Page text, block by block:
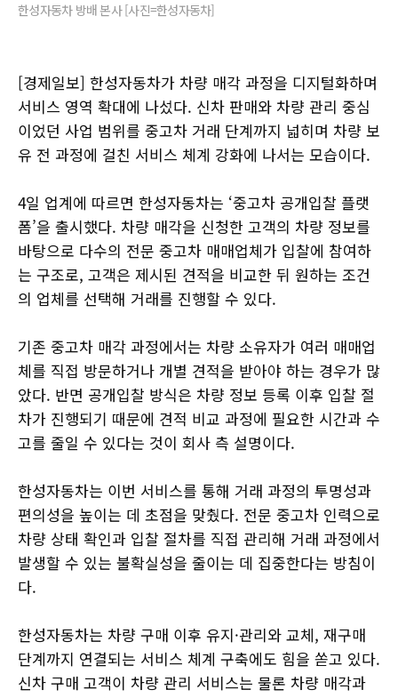
한성자동차 방배 본사 [사진=한성자동차]
[경제일보] 한성자동차가 차량 매각 과정을 디지털화하며
서비스 영역 확대에 나섰다. 신차 판매와 차량 관리 중심
이었던 사업 범위를 중고차 거래 단계까지 넓히며 차량 보
유 전 과정에 걸친 서비스 체계 강화에 나서는 모습이다.
4일 업계에 따르면 한성자동차는 ‘중고차 공개입찰 플랫
폼’을 출시했다. 차량 매각을 신청한 고객의 차량 정보를
바탕으로 다수의 전문 중고차 매매업체가 입찰에 참여하
는 구조로, 고객은 제시된 견적을 비교한 뒤 원하는 조건
의 업체를 선택해 거래를 진행할 수 있다.
기존 중고차 매각 과정에서는 차량 소유자가 여러 매매업
체를 직접 방문하거나 개별 견적을 받아야 하는 경우가 많
았다. 반면 공개입찰 방식은 차량 정보 등록 이후 입찰 절
차가 진행되기 때문에 견적 비교 과정에 필요한 시간과 수
고를 줄일 수 있다는 것이 회사 측 설명이다.
한성자동차는 이번 서비스를 통해 거래 과정의 투명성과
편의성을 높이는 데 초점을 맞췄다. 전문 중고차 인력으로
차량 상태 확인과 입찰 절차를 직접 관리해 거래 과정에서
발생할 수 있는 불확실성을 줄이는 데 집중한다는 방침이
다.
한성자동차는 차량 구매 이후 유지·관리와 교체, 재구매
단계까지 연결되는 서비스 체계 구축에도 힘을 쏟고 있다.
신차 구매 고객이 차량 관리 서비스는 물론 차량 매각과